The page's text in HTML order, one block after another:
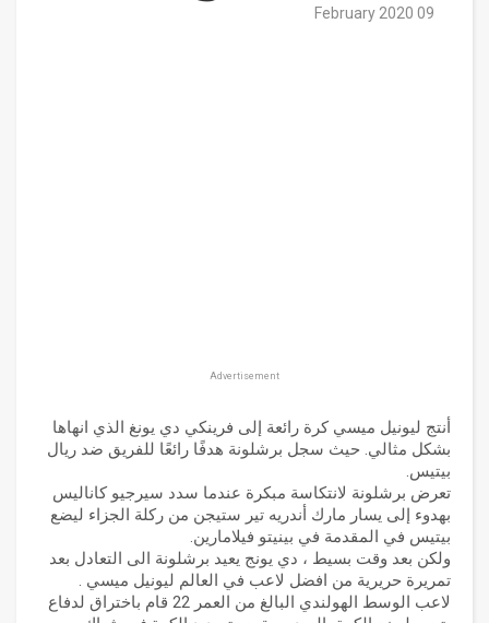
09 February 2020
Advertisement
أنتج ليونيل ميسي كرة رائعة إلى فرينكي دي يونغ الذي انهاها
بشكل مثالي. حيث سجل برشلونة هدفًا رائعًا للفريق ضد ريال
بيتيس.
تعرض برشلونة لانتكاسة مبكرة عندما سدد سيرجيو كاناليس
بهدوء إلى يسار مارك أندريه تير ستيجن من ركلة الجزاء ليضع
بيتيس في المقدمة في بينيتو فيلامارين.
ولكن بعد وقت بسيط ، دي يونج يعيد برشلونة الى التعادل بعد
تمريرة حريرية من افضل لاعب في العالم ليونيل ميسي .
لاعب الوسط الهولندي البالغ من العمر 22 قام باختراق لدفاع